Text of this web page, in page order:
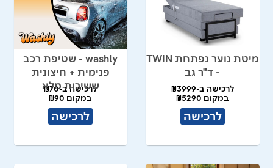
מיטת נוער נפתחת TWIN
- ד"ר גב
לרכישה ב-₪3999
במקום ₪5290
לרכישה
washly - שטיפת רכב
פנימית + חיצונית
ששירות מלא
לרכישה ב-₪70
במקום ₪90
לרכישה